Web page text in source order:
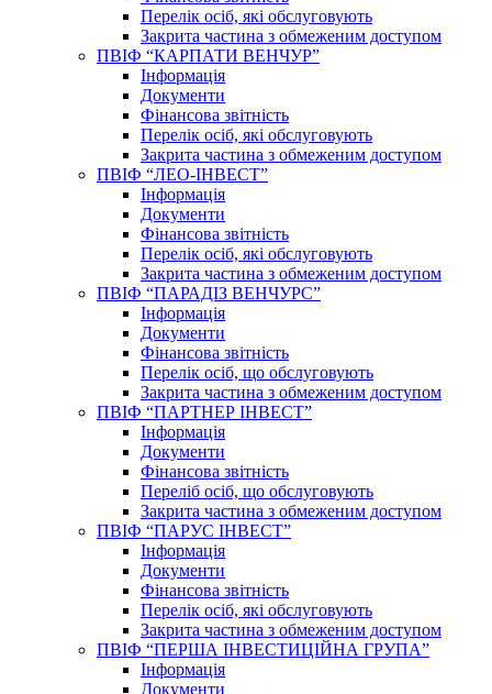
Перелік осіб, які обслуговують
Закрита частина з обмеженим доступом
ПВІФ “КАРПАТИ ВЕНЧУР”
Інформація
Документи
Фінансова звітність
Перелік осіб, які обслуговують
Закрита частина з обмеженим доступом
ПВІФ “ЛЕО-ІНВЕСТ”
Інформація
Документи
Фінансова звітність
Перелік осіб, які обслуговують
Закрита частина з обмеженим доступом
ПВІФ “ПАРАДІЗ ВЕНЧУРС”
Інформація
Документи
Фінансова звітність
Перелік осіб, що обслуговують
Закрита частина з обмеженим доступом
ПВІФ “ПАРТНЕР ІНВЕСТ”
Інформація
Документи
Фінансова звітність
Переліб осіб, що обслуговують
Закрита частина з обмеженим доступом
ПВІФ “ПАРУС ІНВЕСТ”
Інформація
Документи
Фінансова звітність
Перелік осіб, які обслуговують
Закрита частина з обмеженим доступом
ПВІФ “ПЕРША ІНВЕСТИЦІЙНА ГРУПА”
Інформація
Документи